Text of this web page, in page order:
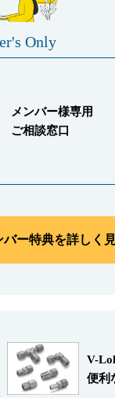
Only
メンバー様専用
ご相談窓口
ー特典を詳しく
V-
便利